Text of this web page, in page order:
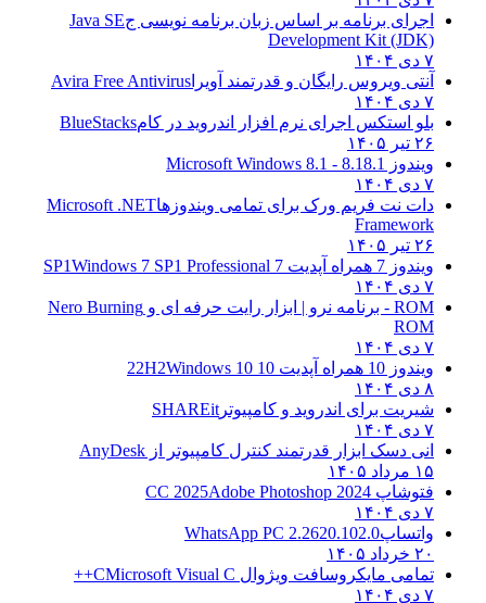
اجرای برنامه بر اساس زبان برنامه نویسی جJava SE
Development Kit (JDK)
۷ دی ۱۴۰۴
آنتی ویروس رایگان و قدرتمند آویرا Avira Free Antivirus
۷ دی ۱۴۰۴
بلو استکس اجرای نرم افزار اندروید در کامBlueStacks
۲۶ تیر ۱۴۰۵
ویندوز 8.1
8.1 - Microsoft Windows 8.1
۷ دی ۱۴۰۴
دات نت فریم ورک برای تمامی ویندوزهاMicrosoft .NET
Framework
۲۶ تیر ۱۴۰۵
ویندوز 7 همراه آپدیت 7 SP1
Windows 7 SP1 Professional
۷ دی ۱۴۰۴
ROM - برنامه نرو | ابزار رایت حرفه ای و
Nero Burning
ROM
۷ دی ۱۴۰۴
ویندوز 10 همراه آپدیت 10 22H2
Windows 10
۸ دی ۱۴۰۴
شیریت برای اندروید و کامپیوتر SHAREit
۷ دی ۱۴۰۴
انی دسک ابزار قدرتمند کنترل کامپیوتر از AnyDesk
۱۵ مرداد ۱۴۰۵
فتوشاپ CC 2025 Adobe Photoshop 2024
۷ دی ۱۴۰۴
واتساپWhatsApp PC 2.2620.102.0
۲۰ خرداد ۱۴۰۵
تمامی مایکروسافت ویژوال C Microsoft Visual C++
۷ دی ۱۴۰۴